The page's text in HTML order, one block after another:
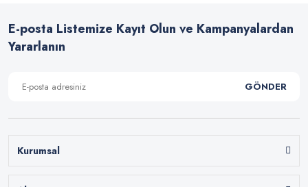
E-posta Listemize Kayıt Olun ve Kampanyalardan
Yararlanın
GÖNDER
Kurumsal